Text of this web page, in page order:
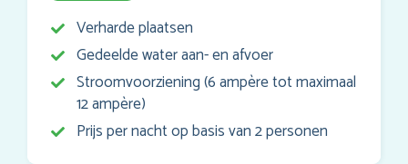
Verharde plaatsen
Gedeelde water aan- en afvoer
Stroomvoorziening (6 ampère tot maximaal
12 ampère)
Prijs per nacht op basis van 2 personen